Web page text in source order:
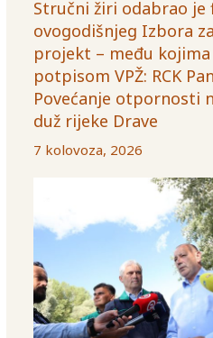
Stručni žiri odabrao je
ovogodišnjeg Izbora
projekt – među kojima
potpisom VPŽ: RCK
Povećanje otpornosti
duž rijeke Drave
7 kolovoza, 2026